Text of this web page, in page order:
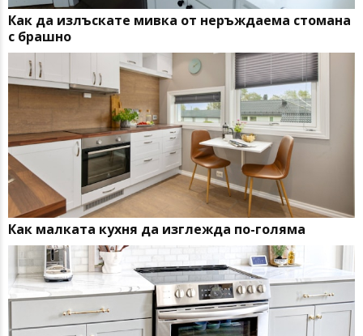
Как да излъскате мивка от неръждаема стомана
с брашно
Как малката кухня да изглежда по-голяма